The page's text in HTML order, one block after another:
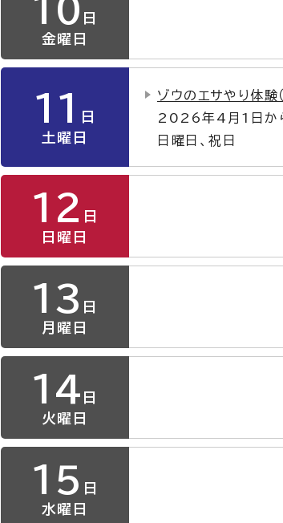
10 日
金曜日
11
日
土曜日
ゾウのエサやり体験
2026年4月1日か
日曜日、祝日
12
日
日曜日
13 日
月曜日
14 日
火曜日
15 日
水曜日